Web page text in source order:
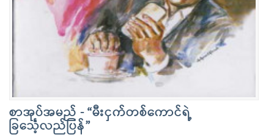
စာအုပ်အမည် - “မီးငှက်တစ်ကောင်ရဲ့
ခြင်္သေ့လည်ပြန်”